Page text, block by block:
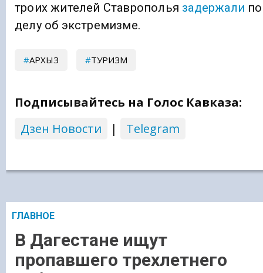
троих жителей Ставрополья задержали по
делу об экстремизме.
АРХЫЗ ТУРИЗМ
Подписывайтесь на Голос Кавказа:
Дзен Новости
| Telegram
ГЛАВНОЕ
В Дагестане ищут
пропавшего трехлетнего